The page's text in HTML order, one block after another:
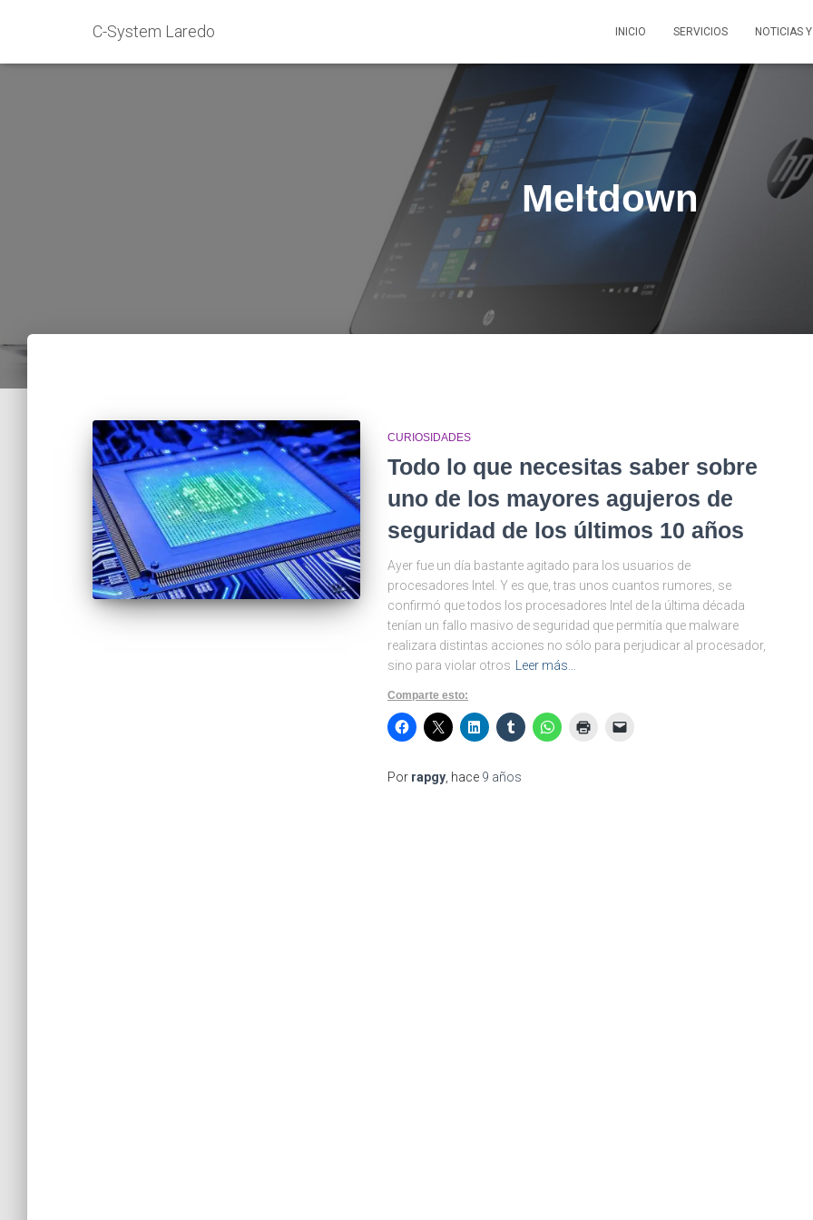
C-System Laredo INICIO SERVICIOS NOTICIAS
Meltdown
CURIOSIDADES
Todo lo que necesitas saber sobre
uno de los mayores agujeros de
seguridad de los últimos 10 años
Ayer fue un día bastante agitado para los usuarios de
procesadores Intel. Y es que, tras unos cuantos rumores, se
confirmó que todos los procesadores Intel de la última década
tenían un fallo masivo de seguridad que permitía que malware
realizara distintas acciones no sólo para perjudicar al procesador,
sino para violar otros
Leer más…
Comparte esto:
Por rapgy , hace 9 años